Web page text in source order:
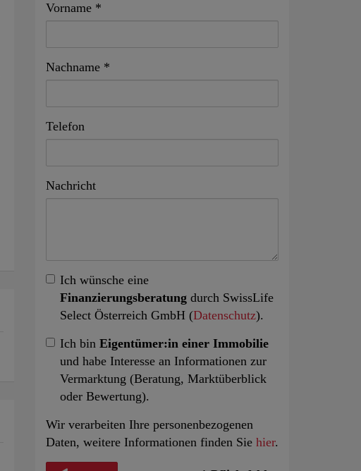
Vorname
Nachname
Telefon
Nachricht
Ich wünsche eine
Finanzierungsberatung durch SwissLife
Select Österreich GmbH (Datenschutz).
Ich bin Eigentümer:in einer Immobilie
und habe Interesse an Informationen zur
Vermarktung (Beratung, Marktüberblick
oder Bewertung).
Wir verarbeiten Ihre personenbezogenen
Daten, weitere Informationen finden Sie hier.